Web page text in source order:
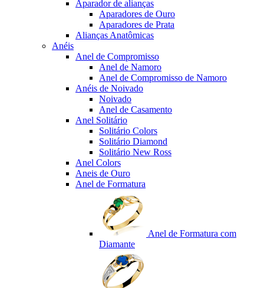
Aparador de alianças
Aparadores de Ouro
Aparadores de Prata
Alianças Anatômicas
Anéis
Anel de Compromisso
Anel de Namoro
Anel de Compromisso de Namoro
Anéis de Noivado
Noivado
Anel de Casamento
Anel Solitário
Solitário Colors
Solitário Diamond
Solitário New Ross
Anel Colors
Aneis de Ouro
Anel de Formatura
Anel de Formatura com
Diamante